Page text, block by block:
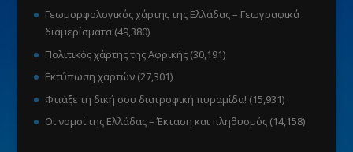
Γεωμορφολογικός χάρτης της Ελλάδας – Γεωγραφικά
διαμερίσματα (49,380)
Πολιτικός χάρτης της Αφρικής (30,191)
Εκτύπωση χαρτών (27,301)
Φτιάξε τη δική σου διατροφική πυραμίδα! (15,931)
Οι νομοί της Ελλάδας – Έκταση και πληθυσμός (14,158)